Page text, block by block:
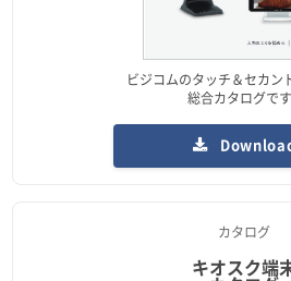
ビジコムのタッチ＆セカン
総合カタログです
カタログ
キオスク端